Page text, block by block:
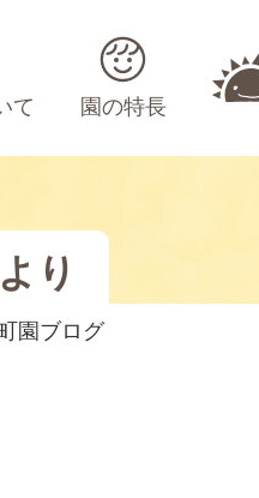
て 園の特長
り
園ブログ